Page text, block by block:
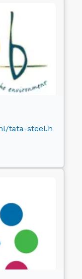
tata-steel.h